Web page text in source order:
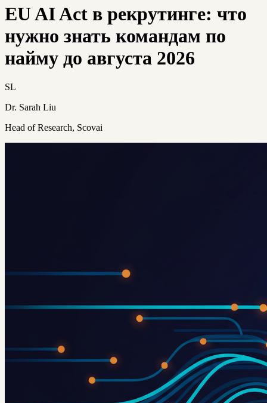
EU AI Act в рекрутинге: что
нужно знать командам по
найму до августа 2026
SL
Dr. Sarah Liu
Head of Research, Scovai